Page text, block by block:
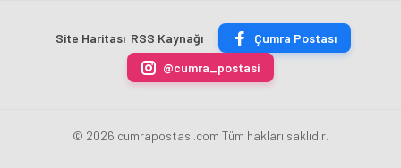
Araştırma
Yıllardan
Site Haritası RSS Kaynağı
Çumra Postası
@cumra_postasi
© 2026 cumrapostasi.com Tüm hakları saklıdır.